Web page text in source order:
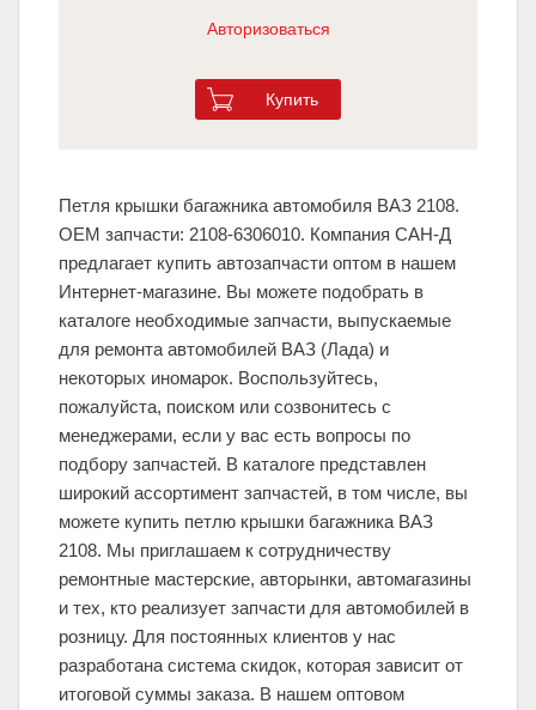
Авторизоваться
Купить
Петля крышки багажника автомобиля ВАЗ 2108.
ОЕМ запчасти: 2108-6306010. Компания САН-Д
предлагает купить автозапчасти оптом в нашем
Интернет-магазине. Вы можете подобрать в
каталоге необходимые запчасти, выпускаемые
для ремонта автомобилей ВАЗ (Лада) и
некоторых иномарок. Воспользуйтесь,
пожалуйста, поиском или созвонитесь с
менеджерами, если у вас есть вопросы по
подбору запчастей. В каталоге представлен
широкий ассортимент запчастей, в том числе, вы
можете купить петлю крышки багажника ВАЗ
2108. Мы приглашаем к сотрудничеству
ремонтные мастерские, авторынки, автомагазины
и тех, кто реализует запчасти для автомобилей в
розницу. Для постоянных клиентов у нас
разработана система скидок, которая зависит от
итоговой суммы заказа. В нашем оптовом